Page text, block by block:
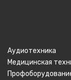
Аудиотехника
Медицинская